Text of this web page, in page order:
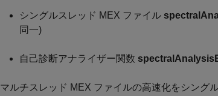
シングルスレッド MEX ファイル
同一)
自己診断アナライザー関数
マルチスレッド MEX ファイルの高速化をシング